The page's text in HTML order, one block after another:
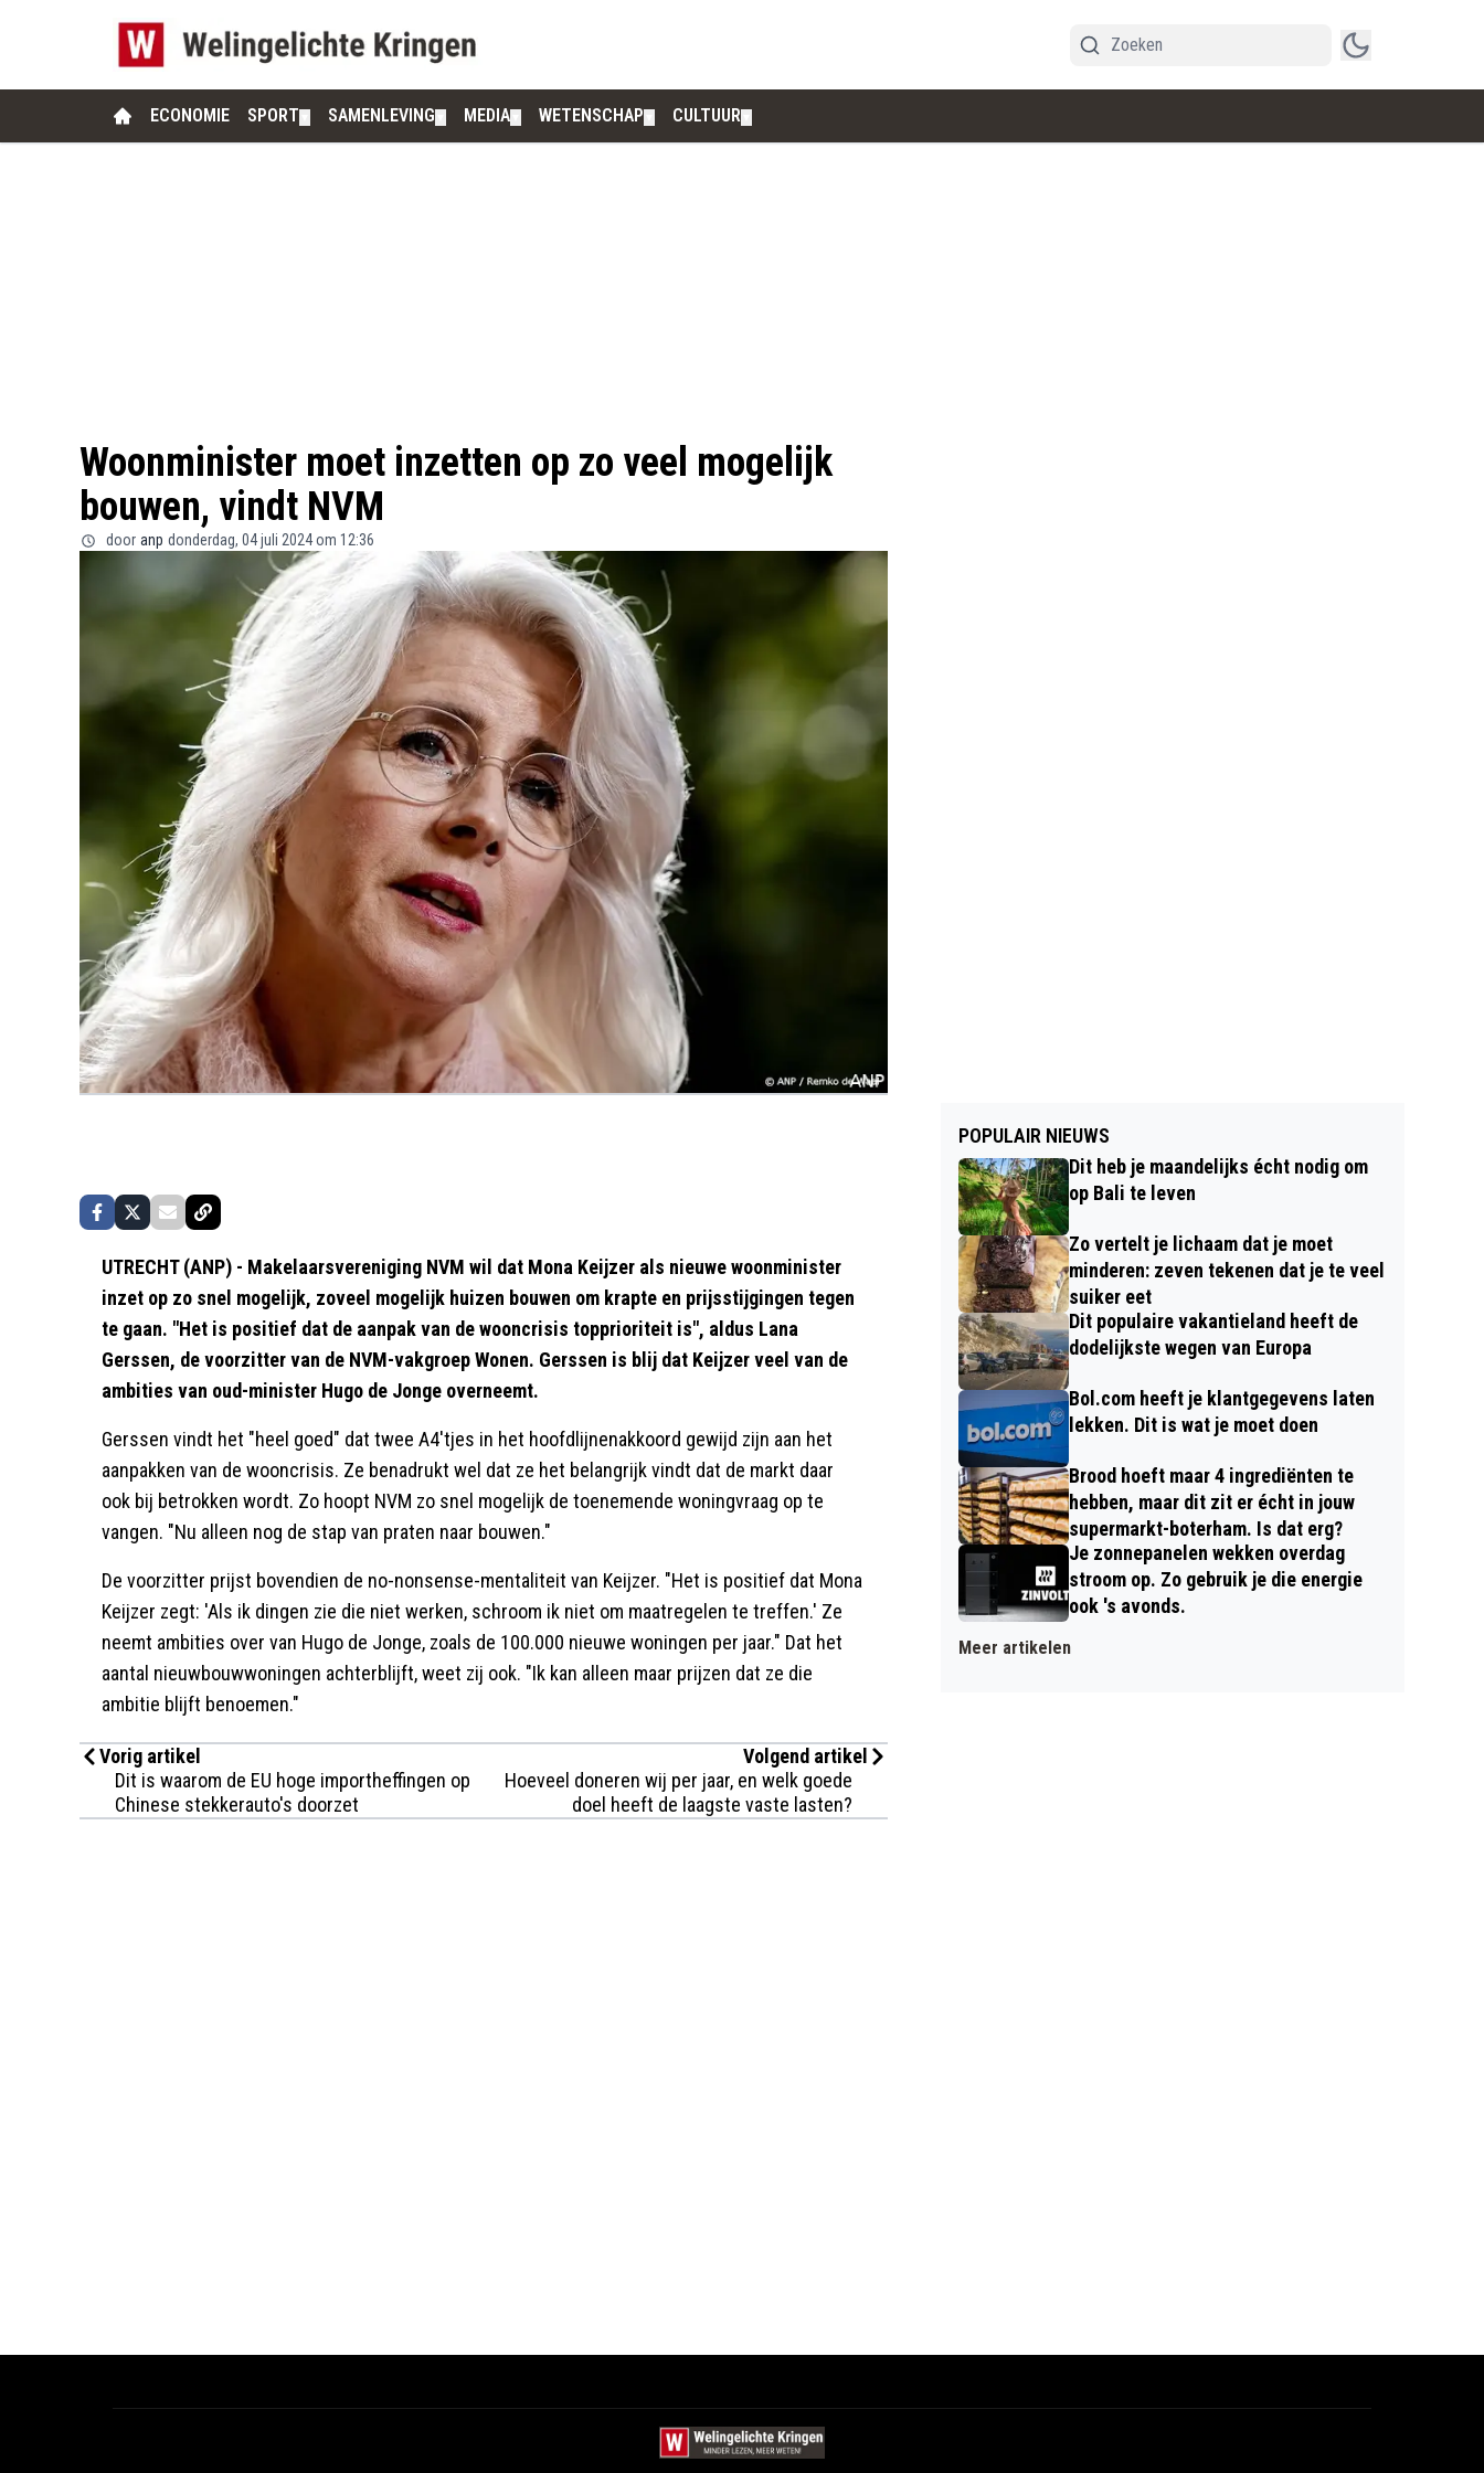
ECONOMIE SPORT SAMENLEVING MEDIA WETENSCHAP CULTUUR
Woonminister moet inzetten op zo veel mogelijk
bouwen, vindt NVM
door anp donderdag, 04 juli 2024 om 12:36
UTRECHT (ANP) - Makelaarsvereniging NVM wil dat Mona Keijzer als nieuwe woonminister
inzet op zo snel mogelijk, zoveel mogelijk huizen bouwen om krapte en prijsstijgingen tegen
te gaan. "Het is positief dat de aanpak van de wooncrisis topprioriteit is", aldus Lana
Gerssen, de voorzitter van de NVM-vakgroep Wonen. Gerssen is blij dat Keijzer veel van de
ambities van oud-minister Hugo de Jonge overneemt.
Gerssen vindt het "heel goed" dat twee A4'tjes in het hoofdlijnenakkoord gewijd zijn aan het
aanpakken van de wooncrisis. Ze benadrukt wel dat ze het belangrijk vindt dat de markt daar
ook bij betrokken wordt. Zo hoopt NVM zo snel mogelijk de toenemende woningvraag op te
vangen. "Nu alleen nog de stap van praten naar bouwen."
De voorzitter prijst bovendien de no-nonsense-mentaliteit van Keijzer. "Het is positief dat Mona
Keijzer zegt: 'Als ik dingen zie die niet werken, schroom ik niet om maatregelen te treffen.' Ze
neemt ambities over van Hugo de Jonge, zoals de 100.000 nieuwe woningen per jaar." Dat het
aantal nieuwbouwwoningen achterblijft, weet zij ook. "Ik kan alleen maar prijzen dat ze die
ambitie blijft benoemen."
Vorig artikel
Dit is waarom de EU hoge importheffingen op
Chinese stekkerauto's doorzet
Volgend artikel
Hoeveel doneren wij per jaar, en welk goede
doel heeft de laagste vaste lasten?
POPULAIR NIEUWS
Dit heb je maandelijks écht nodig om
op Bali te leven
Zo vertelt je lichaam dat je moet
minderen: zeven tekenen dat je te veel
suiker eet
Dit populaire vakantieland heeft de
dodelijkste wegen van Europa
Bol.com heeft je klantgegevens laten
lekken. Dit is wat je moet doen
Brood hoeft maar 4 ingrediënten te
hebben, maar dit zit er écht in jouw
supermarkt-boterham. Is dat erg?
Je zonnepanelen wekken overdag
stroom op. Zo gebruik je die energie
ook 's avonds.
Meer artikelen